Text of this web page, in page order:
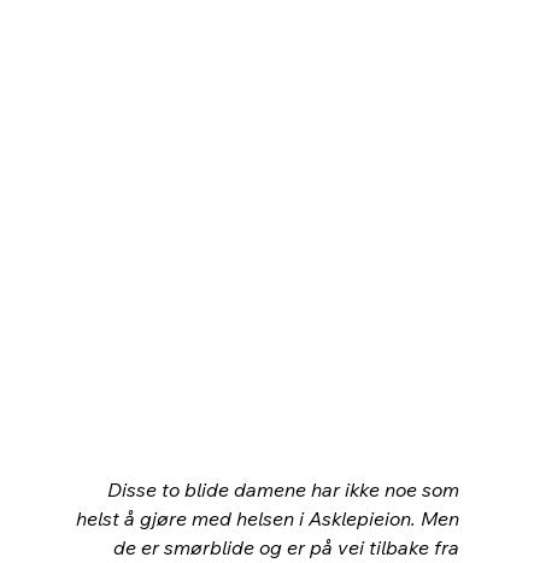
Disse to blide damene har ikke noe som
helst å gjøre med helsen i Asklepieion. Men
de er smørblide og er på vei tilbake fra